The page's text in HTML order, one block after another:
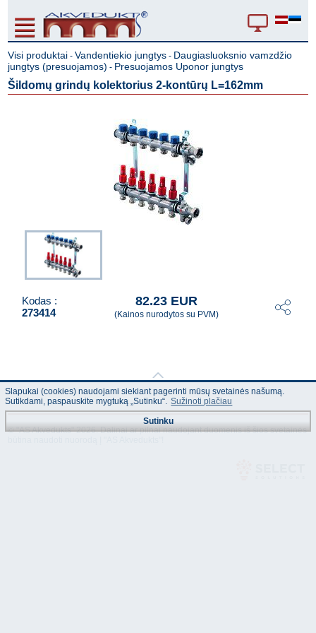
Visi produktai -Vandentiekio jungtys - Daugiasluoksnio vamzdžio
jungtys (presuojamos) - Presuojamos Uponor jungtys
Šildomų grindų kolektorius 2-kontūrų L=162mm
Kodas :
273414
82.23 EUR
(Kainos nurodytos su PVM)
© "AS Akvedukts" 2026. Dalinai ar pilnai naudojant duomenis iš šios svetainės
Slapukai (cookies) naudojami siekiant pagerinti mūsų svetainės našumą.
Sutikdami, paspauskite mygtuką „Sutinku“. Sužinoti plačiau
Sutinku